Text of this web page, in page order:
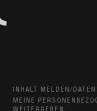
INHALT MELDEN/DATEN
MEINE